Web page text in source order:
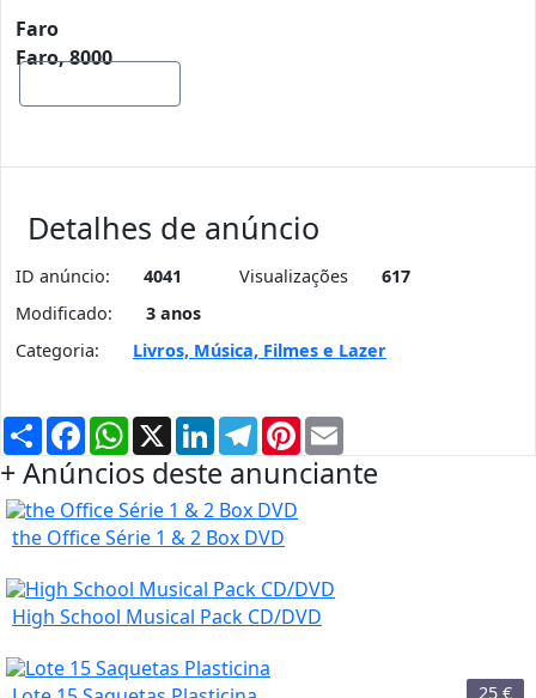
Faro
Faro, 8000
Detalhes de anúncio
ID anúncio: 4041 Visualizações
617
Modificado:
3 anos
Categoria:
Livros, Música, Filmes e Lazer
PartilharFacebookWhatsApp
X LinkedInTelegram
Pinterest
+ Anúncios deste anunciante
the Office Série 1 & 2 Box DVD
25 €
High School Musical Pack CD/DVD